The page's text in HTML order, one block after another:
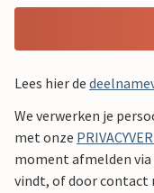
Lees hier de
We verwerken je
met onze
moment afmelden
vindt, of door contact